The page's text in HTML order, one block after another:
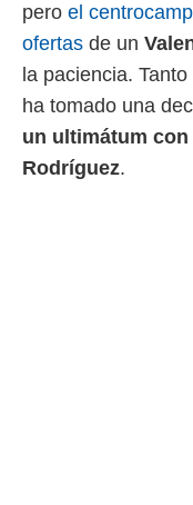
cookies
pero el
ofertas de un
la paciencia.
ha tomado una
un ultimátum
Rodríguez.